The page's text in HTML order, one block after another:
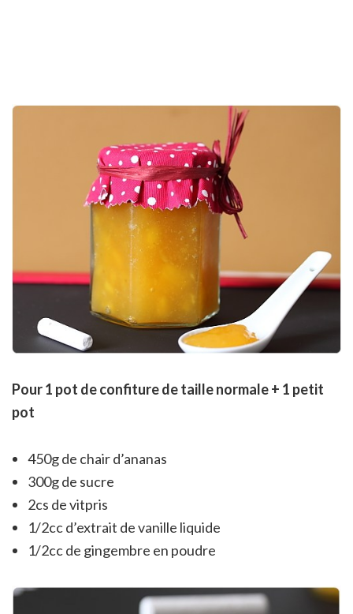
Pour 1 pot de confiture de taille normale + 1 petit
pot
450g de chair d’ananas
300g de sucre
2cs de vitpris
1/2cc d’extrait de vanille liquide
1/2cc de gingembre en poudre